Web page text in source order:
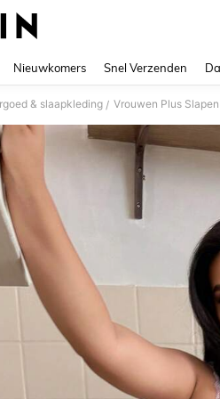
Nieuwkomers Snel Verzenden
& slaapkleding / Vrouwen Plus